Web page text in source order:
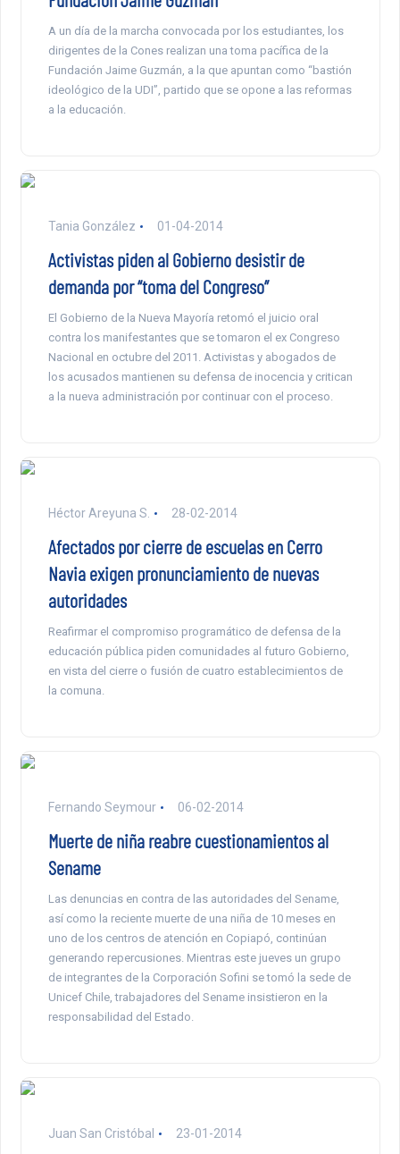
A un día de la marcha convocada por los estudiantes, los
dirigentes de la Cones realizan una toma pacífica de la
Fundación Jaime Guzmán, a la que apuntan como “bastión
ideológico de la UDI”, partido que se opone a las reformas
a la educación.
Tania González 01-04-2014
Activistas piden al Gobierno desistir de
demanda por “toma del Congreso”
El Gobierno de la Nueva Mayoría retomó el juicio oral
contra los manifestantes que se tomaron el ex Congreso
Nacional en octubre del 2011. Activistas y abogados de
los acusados mantienen su defensa de inocencia y critican
a la nueva administración por continuar con el proceso.
Héctor Areyuna S. 28-02-2014
Afectados por cierre de escuelas en Cerro
Navia exigen pronunciamiento de nuevas
autoridades
Reafirmar el compromiso programático de defensa de la
educación pública piden comunidades al futuro Gobierno,
en vista del cierre o fusión de cuatro establecimientos de
la comuna.
Fernando Seymour 06-02-2014
Muerte de niña reabre cuestionamientos al
Sename
Las denuncias en contra de las autoridades del Sename,
así como la reciente muerte de una niña de 10 meses en
uno de los centros de atención en Copiapó, continúan
generando repercusiones. Mientras este jueves un grupo
de integrantes de la Corporación Sofini se tomó la sede de
Unicef Chile, trabajadores del Sename insistieron en la
responsabilidad del Estado.
Juan San Cristóbal 23-01-2014